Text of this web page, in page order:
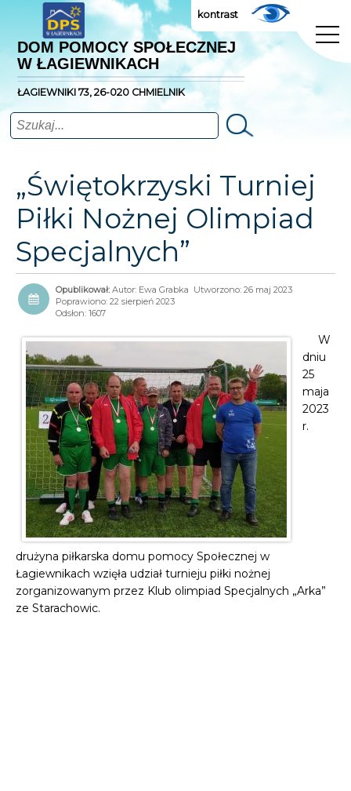
DOM POMOCY SPOŁECZNEJ
W ŁAGIEWNIKACH
ŁAGIEWNIKI 73, 26-020 CHMIELNIK
kontrast
Szukaj
„Świętokrzyski Turniej
Piłki Nożnej Olimpiad
Specjalnych”
Autor: Ewa Grabka Utworzono: 26 maj 2023
Poprawiono: 22 sierpień 2023
Odsłon: 1607
W
dniu
25
maja
2023
r.
drużyna piłkarska domu pomocy Społecznej w
Łagiewnikach wzięła udział turnieju piłki nożnej
zorganizowanym przez Klub olimpiad Specjalnych „Arka”
ze Starachowic.